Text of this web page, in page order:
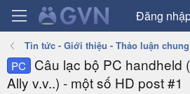
Đăng
Tin tức - Giới thiệu - Thảo luận
PC
Câu lạc bộ PC handheld
Ally v.v..) - một số HD post #1